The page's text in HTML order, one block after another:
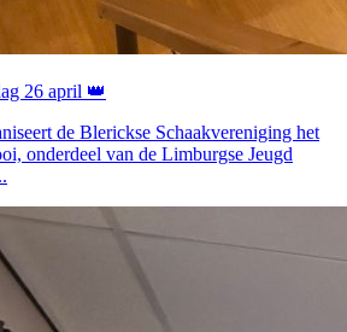
26 april 👑
de Blerickse Schaakvereniging het
onderdeel van de Limburgse Jeugd